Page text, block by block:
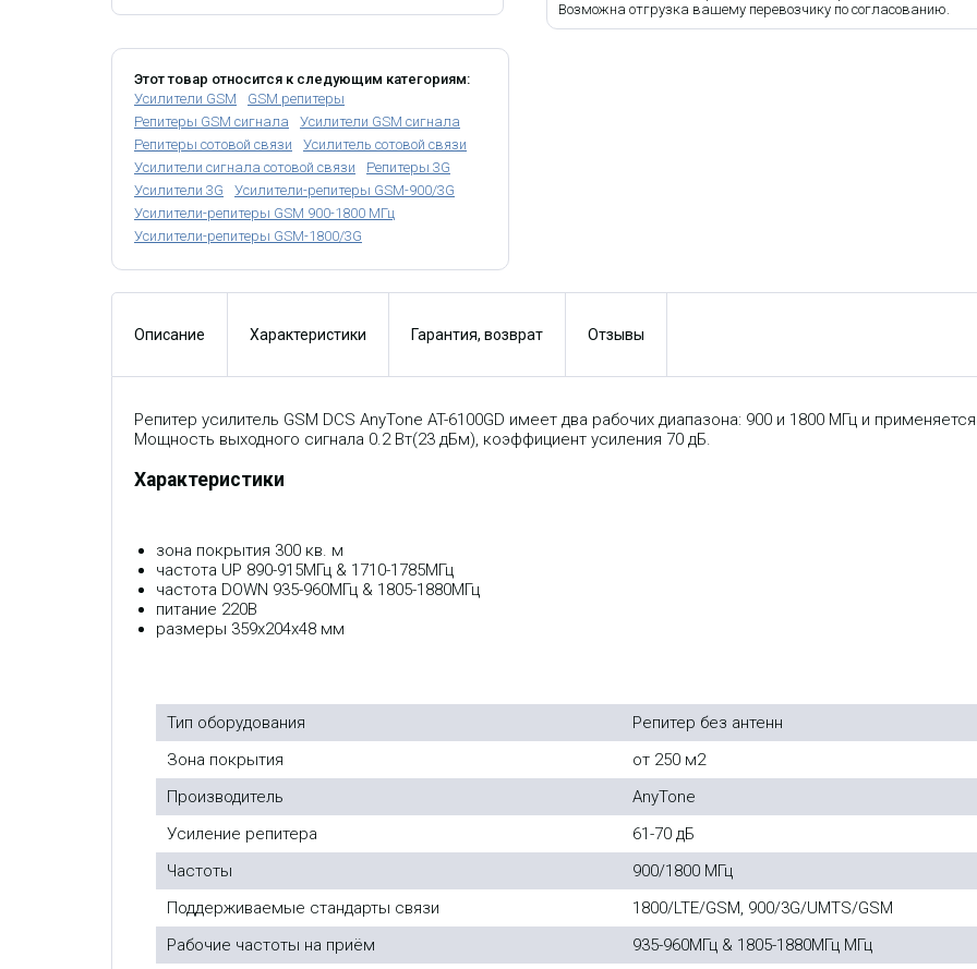
Этот товар относится к следующим категориям:
Усилители GSM
GSM репитеры
Репитеры GSM сигнала
Усилители GSM сигнала
Репитеры сотовой связи
Усилитель сотовой связи
Усилители сигнала сотовой связи
Репитеры 3G
Усилители 3G
Усилители-репитеры GSM-900/3G
Усилители-репитеры GSM 900-1800 МГц
Усилители-репитеры GSM-1800/3G
Возможна отгрузка вашему перевозчику по согласованию.
Описание Характеристики Гарантия, возврат Отзывы
Репитер усилитель GSM DCS AnyTone AT-6100GD имеет два рабочих диапазона: 900 и 1800 МГц и
Мощность выходного сигнала 0.2 Вт(23 дБм), коэффициент усиления 70 дБ.
Характеристики
зона покрытия 300 кв. м
частота UP 890-915МГц & 1710-1785МГц
частота DOWN 935-960МГц & 1805-1880МГц
питание 220В
размеры 359x204x48 мм
Тип оборудования
Репитер без антенн
Зона покрытия
от 250 м2
Производитель
AnyTone
Усиление репитера
61-70 дБ
Частоты
900/1800 МГц
Поддерживаемые стандарты связи
1800/LTE/GSM, 900/3G/UMTS/GSM
Рабочие частоты на приём
935-960МГц & 1805-1880МГц МГц